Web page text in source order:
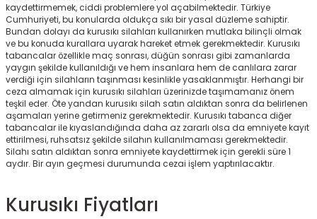
kaydettirmemek, ciddi problemlere yol açabilmektedir. Türkiye
Cumhuriyeti, bu konularda oldukça sıkı bir yasal düzleme sahiptir.
Bundan dolayı da kurusıkı silahları kullanırken mutlaka bilinçli olmak
ve bu konuda kurallara uyarak hareket etmek gerekmektedir. Kurusıkı
tabancalar özellikle maç sonrası, düğün sonrası gibi zamanlarda
yaygın şekilde kullanıldığı ve hem insanlara hem de canlılara zarar
verdiği için silahların taşınması kesinlikle yasaklanmıştır. Herhangi bir
ceza almamak için kurusıkı silahları üzerinizde taşımamanız önem
teşkil eder. Öte yandan kurusıkı silah satın aldıktan sonra da belirlenen
aşamaları yerine getirmeniz gerekmektedir. Kurusıkı tabanca diğer
tabancalar ile kıyaslandığında daha az zararlı olsa da emniyete kayıt
ettirilmesi, ruhsatsız şekilde silahın kullanılmaması gerekmektedir.
Silahı satın aldıktan sonra emniyete kaydettirmek için gerekli süre 1
aydır. Bir ayın geçmesi durumunda cezai işlem yaptırılacaktır.
Kurusıkı Fiyatları